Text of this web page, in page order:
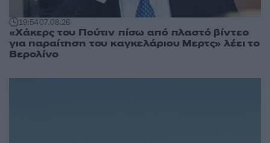
19:5407.08.26
«Χάκερς του Πούτιν πίσω από πλαστό βίντεο
για παραίτηση του καγκελάριου Μερτς» λέει το
Βερολίνο